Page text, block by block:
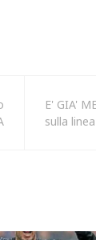
E' GIA'
sulla